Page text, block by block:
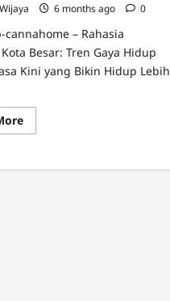
6 months ago 0
cannahome – Rahasia
Besar: Tren Gaya Hidup
Kini yang Bikin Hidup Lebih
Read
more